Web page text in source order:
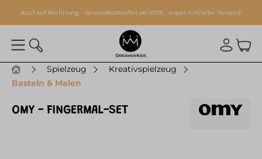
springen
Kauf auf Rechnung · Versandkostenfrei ab 100€ · super schneller Versand
Spielzeug
Kreativspielzeug
Basteln & Malen
OMY - FINGERMAL-SET